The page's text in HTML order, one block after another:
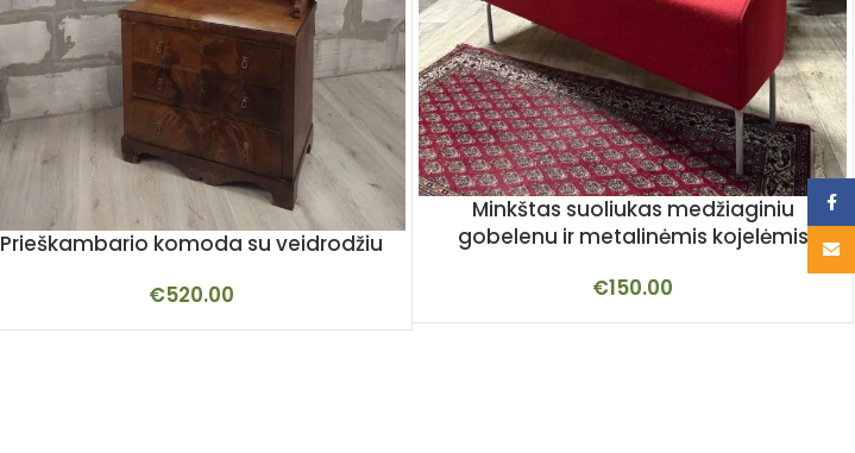
Minkštas suoliukas medžiaginiu
gobelenu ir metalinėmis kojelėmis
€150.00
Prieškambario komoda su veidrodžiu
€520.00
Email